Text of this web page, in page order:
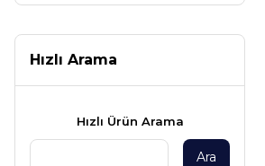
Hızlı Arama
Hızlı Ürün Arama
Ara